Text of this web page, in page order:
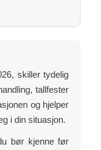
skiller tydelig
tallfester
og hjelper
i din situasjon.
bør kjenne før